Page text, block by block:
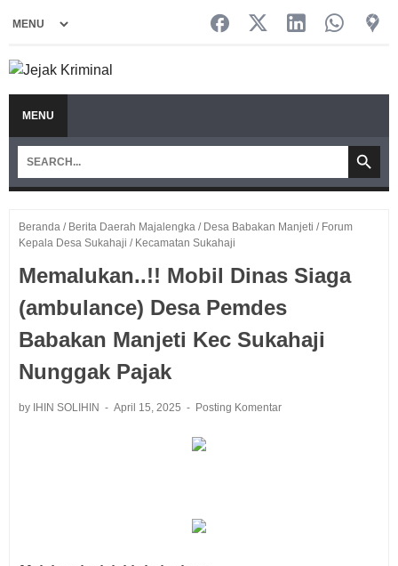
MENU
Beranda / Berita Daerah Majalengka / Desa Babakan Manjeti / Forum
Kepala Desa Sukahaji / Kecamatan Sukahaji
Memalukan..!! Mobil Dinas Siaga
(ambulance) Desa Pemdes
Babakan Manjeti Kec Sukahaji
Nunggak Pajak
by IHIN SOLIHIN April 15, 2025 Posting Komentar